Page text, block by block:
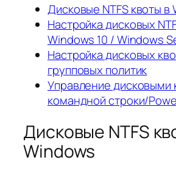
Дисковые NTFS квоты в
Настройка дисковых
Windows 10 / Windows
Настройка дисковых
групповых политик
Управление дисковыми
командной строки/
Дисковые NTFS
Windows